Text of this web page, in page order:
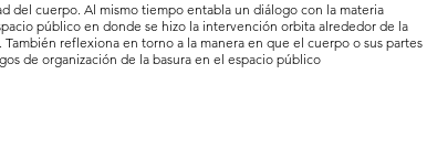
del cuerpo. Al mismo tiempo entabla un diálogo con la materia
público en donde se hizo la intervención orbita alrededor de la
reflexiona en torno a la manera en que el cuerpo o sus partes
de organización de la basura en el espacio público